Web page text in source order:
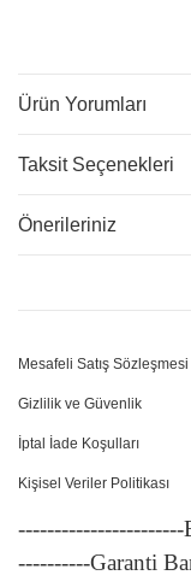
Ürün Yorumları
Taksit Seçenekleri
Önerileriniz
Mesafeli Satış Sözleşmesi
Gizlilik ve Güvenlik
İptal İade Koşulları
Kişisel Veriler Politikası
----------Garanti